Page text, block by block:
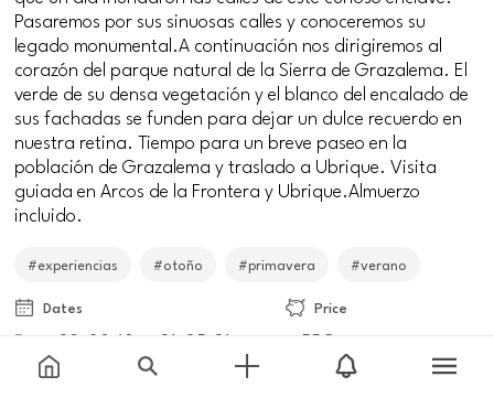
Pasaremos por sus sinuosas calles y conoceremos su
legado monumental.A continuación nos dirigiremos al
corazón del parque natural de la Sierra de Grazalema. El
verde de su densa vegetación y el blanco del encalado de
sus fachadas se funden para dejar un dulce recuerdo en
nuestra retina. Tiempo para un breve paseo en la
población de Grazalema y traslado a Ubrique. Visita
guiada en Arcos de la Frontera y Ubrique.Almuerzo
incluido.
#experiencias #otoño #primavera #verano
Dates
From 29-08-19 21-05-21
Price
55€
Meeting point